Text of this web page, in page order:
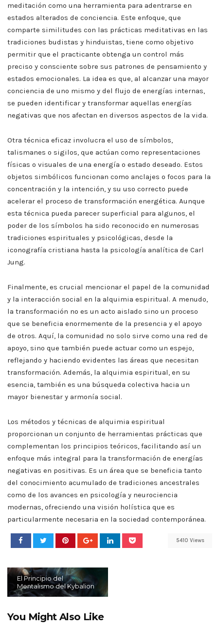
meditación como una herramienta para adentrarse en
estados alterados de conciencia. Este enfoque, que
comparte similitudes con las prácticas meditativas en las
tradiciones budistas y hinduistas, tiene como objetivo
permitir que el practicante obtenga un control más
preciso y consciente sobre sus patrones de pensamiento y
estados emocionales. La idea es que, al alcanzar una mayor
conciencia de uno mismo y del flujo de energías internas,
se pueden identificar y transformar aquellas energías
negativas que nos afectan en diversos aspectos de la vida.
Otra técnica eficaz involucra el uso de símbolos,
talismanes o sigilos, que actúan como representaciones
físicas o visuales de una energía o estado deseado. Estos
objetos simbólicos funcionan como anclajes o focos para la
concentración y la intención, y su uso correcto puede
acelerar el proceso de transformación energética. Aunque
esta técnica pueda parecer superficial para algunos, el
poder de los símbolos ha sido reconocido en numerosas
tradiciones espirituales y psicológicas, desde la
iconografía cristiana hasta la psicología analítica de Carl
Jung.
Finalmente, es crucial mencionar el papel de la comunidad
y la interacción social en la alquimia espiritual. A menudo,
la transformación no es un acto aislado sino un proceso
que se beneficia enormemente de la presencia y el apoyo
de otros. Aquí, la comunidad no solo sirve como una red de
apoyo, sino que también puede actuar como un espejo,
reflejando y haciendo evidentes las áreas que necesitan
transformación. Además, la alquimia espiritual, en su
esencia, también es una búsqueda colectiva hacia un
mayor bienestar y armonía social.
Los métodos y técnicas de alquimia espiritual
proporcionan un conjunto de herramientas prácticas que
complementan los principios teóricos, facilitando así un
enfoque más integral para la transformación de energías
negativas en positivas. Es un área que se beneficia tanto
del conocimiento acumulado de tradiciones ancestrales
como de los avances en psicología y neurociencia
modernas, ofreciendo una visión holística que es
particularmente necesaria en la sociedad contemporánea.
5410 Views
El Principio del
Mentalismo del Kybalion
You Might Also Like